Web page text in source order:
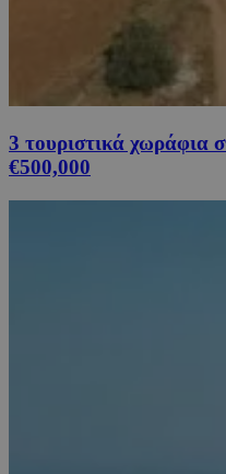
3 τουριστικά χωράφια
€500,000